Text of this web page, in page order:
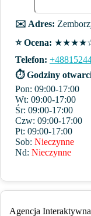
✉️ Adres:
⭐️ Ocena: ★★★★☆
Telefon:
⏱ Godziny
Pon: 09:00-17:00
Wt: 09:00-17:00
Śr: 09:00-17:00
Czw: 09:00-17:00
Pt: 09:00-17:00
Sob: Nieczynne
Nd: Nieczynne
Agencja